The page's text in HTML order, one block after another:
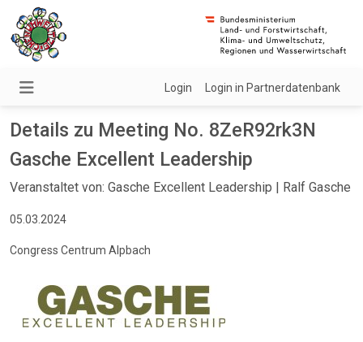
Login Login in Partnerdatenbank
Details zu Meeting No. 8ZeR92rk3N
Gasche Excellent Leadership
Veranstaltet von: Gasche Excellent Leadership | Ralf Gasche
05.03.2024
Congress Centrum Alpbach